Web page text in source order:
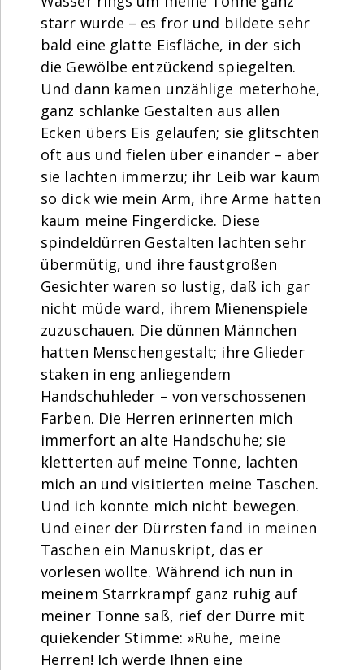
starr wurde – es fror und bildete sehr
bald eine glatte Eisfläche, in der sich
die Gewölbe entzückend spiegelten.
Und dann kamen unzählige meterhohe,
ganz schlanke Gestalten aus allen
Ecken übers Eis gelaufen; sie glitschten
oft aus und fielen über einander – aber
sie lachten immerzu; ihr Leib war kaum
so dick wie mein Arm, ihre Arme hatten
kaum meine Fingerdicke. Diese
spindeldürren Gestalten lachten sehr
übermütig, und ihre faustgroßen
Gesichter waren so lustig, daß ich gar
nicht müde ward, ihrem Mienenspiele
zuzuschauen. Die dünnen Männchen
hatten Menschengestalt; ihre Glieder
staken in eng anliegendem
Handschuhleder – von verschossenen
Farben. Die Herren erinnerten mich
immerfort an alte Handschuhe; sie
kletterten auf meine Tonne, lachten
mich an und visitierten meine Taschen.
Und ich konnte mich nicht bewegen.
Und einer der Dürrsten fand in meinen
Taschen ein Manuskript, das er
vorlesen wollte. Während ich nun in
meinem Starrkrampf ganz ruhig auf
meiner Tonne saß, rief der Dürre mit
quiekender Stimme: »Ruhe, meine
Herren! Ich werde Ihnen eine